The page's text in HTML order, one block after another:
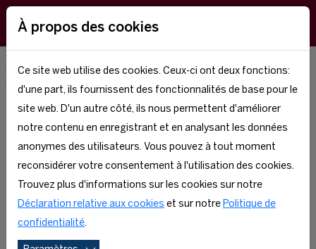
TEAM
To manage the
À propos des cookies
Ce site web utilise des cookies. Ceux-ci ont deux fonctions:
d'une part, ils fournissent des fonctionnalités de base pour le
site web. D'un autre côté, ils nous permettent d'améliorer
notre contenu en enregistrant et en analysant les données
anonymes des utilisateurs. Vous pouvez à tout moment
reconsidérer votre consentement à l'utilisation des cookies.
Trouvez plus d'informations sur les cookies sur notre
Déclaration relative aux cookies et sur notre Politique de
confidentialité.